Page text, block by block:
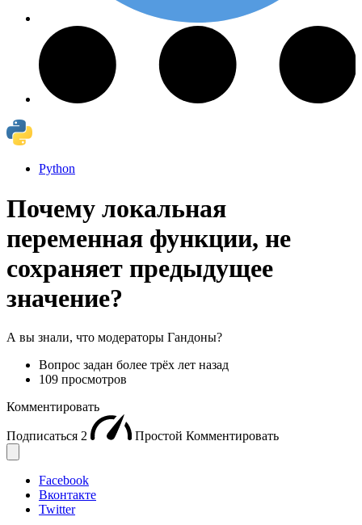
Python
Почему локальная
переменная функции, не
сохраняет предыдущее
значение?
А вы знали, что модераторы Гандоны?
Вопрос задан более трёх лет назад
109 просмотров
Комментировать
Подписаться 2 Простой Комментировать
Facebook
Вконтакте
Twitter